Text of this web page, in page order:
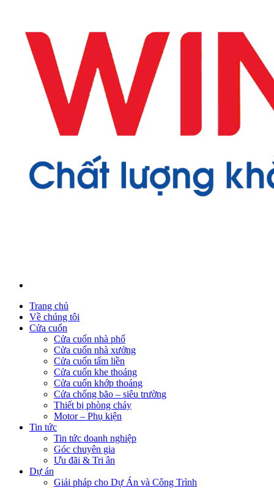
Trang chủ
Về chúng tôi
Cửa cuốn
Cửa cuốn nhà phố
Cửa cuốn nhà xưởng
Cửa cuốn tấm liền
Cửa cuốn khe thoáng
Cửa cuốn khớp thoáng
Cửa chống bão – siêu trường
Thiết bị phòng cháy
Motor – Phụ kiện
Tin tức
Tin tức doanh nghiệp
Góc chuyên gia
Ưu đãi & Tri ân
Dự án
Giải pháp cho Dự Án và Công Trình